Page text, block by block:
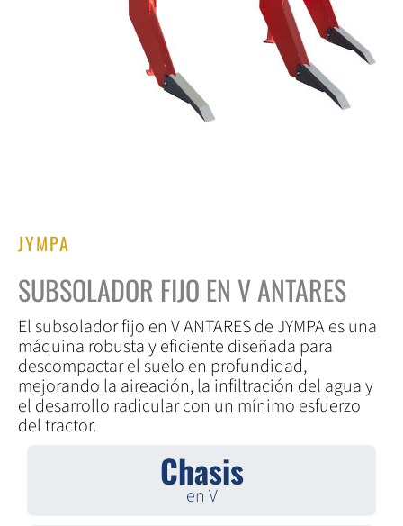
JYMPA
SUBSOLADOR FIJO EN V ANTARES
El subsolador fijo en V ANTARES de JYMPA es una
máquina robusta y eficiente diseñada para
descompactar el suelo en profundidad,
mejorando la aireación, la infiltración del agua y
el desarrollo radicular con un mínimo esfuerzo
del tractor.
Chasis
en V